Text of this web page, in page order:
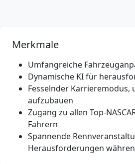
Merkmale
Umfangreiche
Dynamische KI für
Fesselnder Karrieremodus,
aufzubauen
Zugang zu allen Top-
Fahrern
Spannende
Herausforderungen